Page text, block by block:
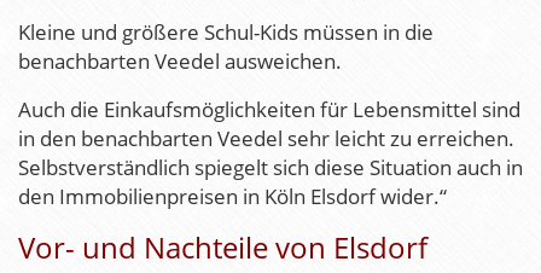
Kleine und größere Schul-Kids müssen in die
benachbarten Veedel ausweichen.
Auch die Einkaufsmöglichkeiten für Lebensmittel sind
in den benachbarten Veedel sehr leicht zu erreichen.
Selbstverständlich spiegelt sich diese Situation auch in
den Immobilienpreisen in Köln Elsdorf wider.“
Vor- und Nachteile von Elsdorf